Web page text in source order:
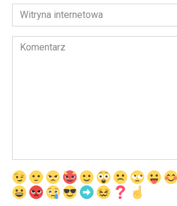
*Witryna
internetowa
Komentarz